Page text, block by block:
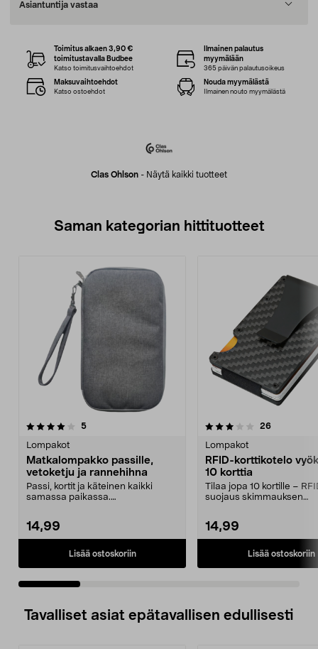
Asiantuntija vastaa
Clas Ohlson - Näytä kaikki tuotteet
Toimitus alkaen 3,90 €
toimitustavalla Budbee
Katso toimitusvaihtoehdot
Ilmainen palautus
myymälään
365 päivän palautusoikeus
Maksuvaihtoehdot
Katso ostoehdot
Nouda myymälästä
Ilmainen nouto myymälästä
Saman kategorian hittituotteet
5arvostelut
Lompakot
Matkalompakko passille,
vetoketju ja rannehihna
Passi, kortit ja käteinen kaikki
samassa paikassa.
14,99
Lisää ostoskoriin
3.5 viidestä
26arvostelut
Lompakot
RFID-korttikotelo
10 korttia
Tilaa jopa 10 kortille –
suojaus skimmauksen
14,99
Lisää ostoskoriin
4.5 viidestä
Tavalliset asiat epätavallisen edullisesti